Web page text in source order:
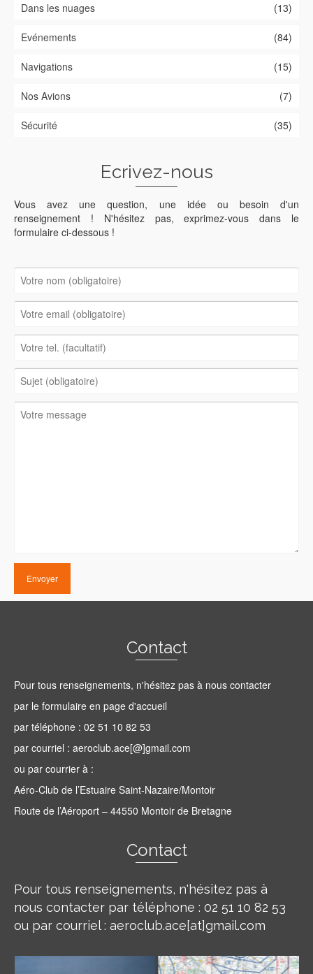
Dans les nuages (13)
Evénements (84)
Navigations (15)
Nos Avions (7)
Sécurité (35)
Ecrivez-nous
Vous avez une question, une idée ou besoin d'un
renseignement ! N'hésitez pas, exprimez-vous dans le
formulaire ci-dessous !
Contact
Pour tous renseignements, n'hésitez pas à nous contacter
par le formulaire en page d'accueil
par téléphone : 02 51 10 82 53
par courriel : aeroclub.ace[@]gmail.com
ou par courrier à :
Aéro-Club de l’Estuaire Saint-Nazaire/Montoir
Route de l’Aéroport – 44550 Montoir de Bretagne
Contact
Pour tous renseignements, n'hésitez pas à
nous contacter par téléphone : 02 51 10 82 53
ou par courriel : aeroclub.ace[at]gmail.com